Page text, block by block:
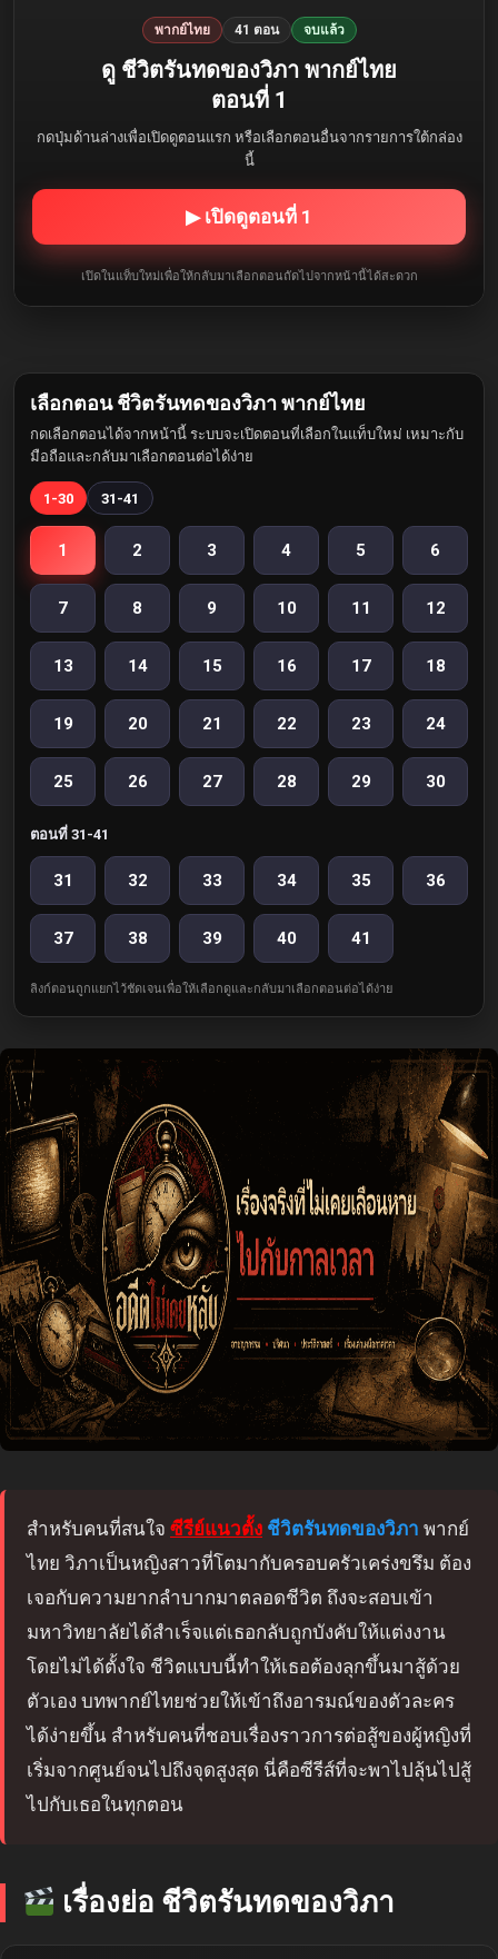
พากย์ไทย 41 ตอน จบแล้ว
ดู ชีวิตรันทดของวิภา พากย์ไทย
ตอนที่ 1
กดปุ่มด้านล่างเพื่อเปิดดูตอนแรก หรือเลือกตอนอื่นจากรายการใต้กล่อง
นี้
▶ เปิดดูตอนที่ 1
เปิดในแท็บใหม่เพื่อให้กลับมาเลือกตอนถัดไปจากหน้านี้ได้สะดวก
เลือกตอน ชีวิตรันทดของวิภา พากย์ไทย
กดเลือกตอนได้จากหน้านี้ ระบบจะเปิดตอนที่เลือกในแท็บใหม่ เหมาะกับ
มือถือและกลับมาเลือกตอนต่อได้ง่าย
1-30 31-41
1 2 3 4 5 6
7 8 9 10 11 12
13 14 15 16 17 18
19 20 21 22 23 24
25 26 27 28 29 30
ตอนที่ 31-41
31 32 33 34 35 36
37 38 39 40 41
ลิงก์ตอนถูกแยกไว้ชัดเจนเพื่อให้เลือกดูและกลับมาเลือกตอนต่อได้ง่าย
สำหรับคนที่สนใจ ซีรีย์แนวตั้ง ชีวิตรันทดของวิภา พากย์
ไทย วิภาเป็นหญิงสาวที่โตมากับครอบครัวเคร่งขรึม ต้อง
เจอกับความยากลำบากมาตลอดชีวิต ถึงจะสอบเข้า
มหาวิทยาลัยได้สำเร็จแต่เธอกลับถูกบังคับให้แต่งงาน
โดยไม่ได้ตั้งใจ ชีวิตแบบนี้ทำให้เธอต้องลุกขึ้นมาสู้ด้วย
ตัวเอง บทพากย์ไทยช่วยให้เข้าถึงอารมณ์ของตัวละคร
ได้ง่ายขึ้น สำหรับคนที่ชอบเรื่องราวการต่อสู้ของผู้หญิงที่
เริ่มจากศูนย์จนไปถึงจุดสูงสุด นี่คือซีรีส์ที่จะพาไปลุ้นไปสู้
ไปกับเธอในทุกตอน
เรื่องย่อ ชีวิตรันทดของวิภา